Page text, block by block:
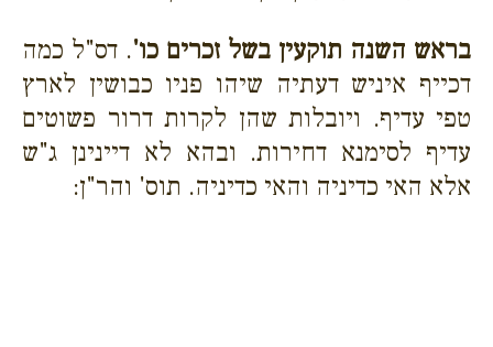
בראש השנה תוקעין בשל זכרים כו'. דס"ל כמה
דכייף איניש דעתיה שיהו פניו כבושין לארץ
טפי עדיף. ויובלות שהן לקרות דרור פשוטים
עדיף לסימנא דחירות. ובהא לא דיינינן ג"ש
אלא האי כדיניה והאי כדיניה. תוס' והר"ן: